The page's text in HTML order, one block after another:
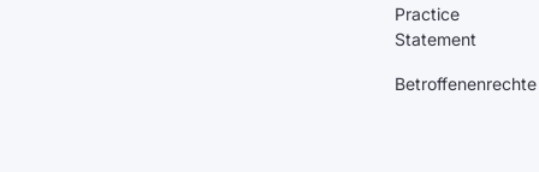
Practice
Statement
Betroffenenrechte